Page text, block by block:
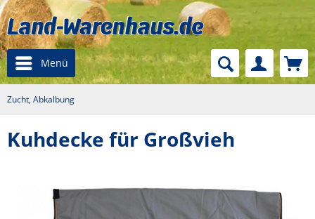
Menü
Zucht, Abkalbung
Kuhdecke für Großvieh